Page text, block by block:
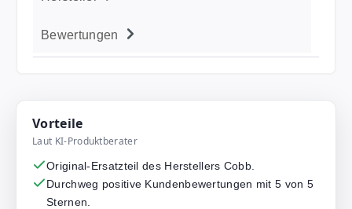
Bewertungen
Vorteile
Laut KI-Produktberater
Original-Ersatzteil des Herstellers Cobb.
Durchweg positive Kundenbewertungen mit 5 von 5
Sternen.